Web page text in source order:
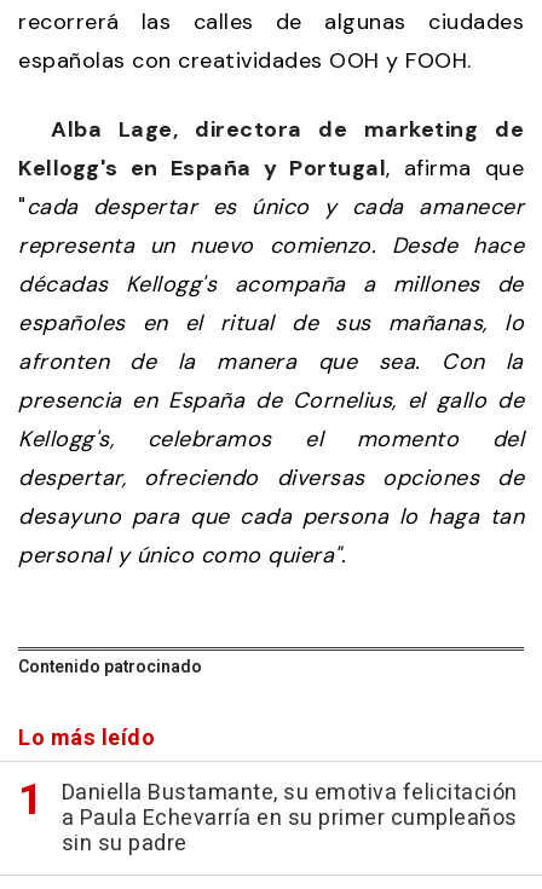
recorrerá las calles de algunas ciudades
españolas con creatividades OOH y FOOH.
Alba Lage, directora de marketing de
Kellogg's en España y Portugal, afirma que
"cada despertar es único y cada amanecer
representa un nuevo comienzo. Desde hace
décadas Kellogg's acompaña a millones de
españoles en el ritual de sus mañanas, lo
afronten de la manera que sea. Con la
presencia en España de Cornelius, el gallo de
Kellogg's, celebramos el momento del
despertar, ofreciendo diversas opciones de
desayuno para que cada persona lo haga tan
personal y único como quiera".
Contenido patrocinado
Lo más leído
Daniella Bustamante, su emotiva felicitación
a Paula Echevarría en su primer cumpleaños
sin su padre